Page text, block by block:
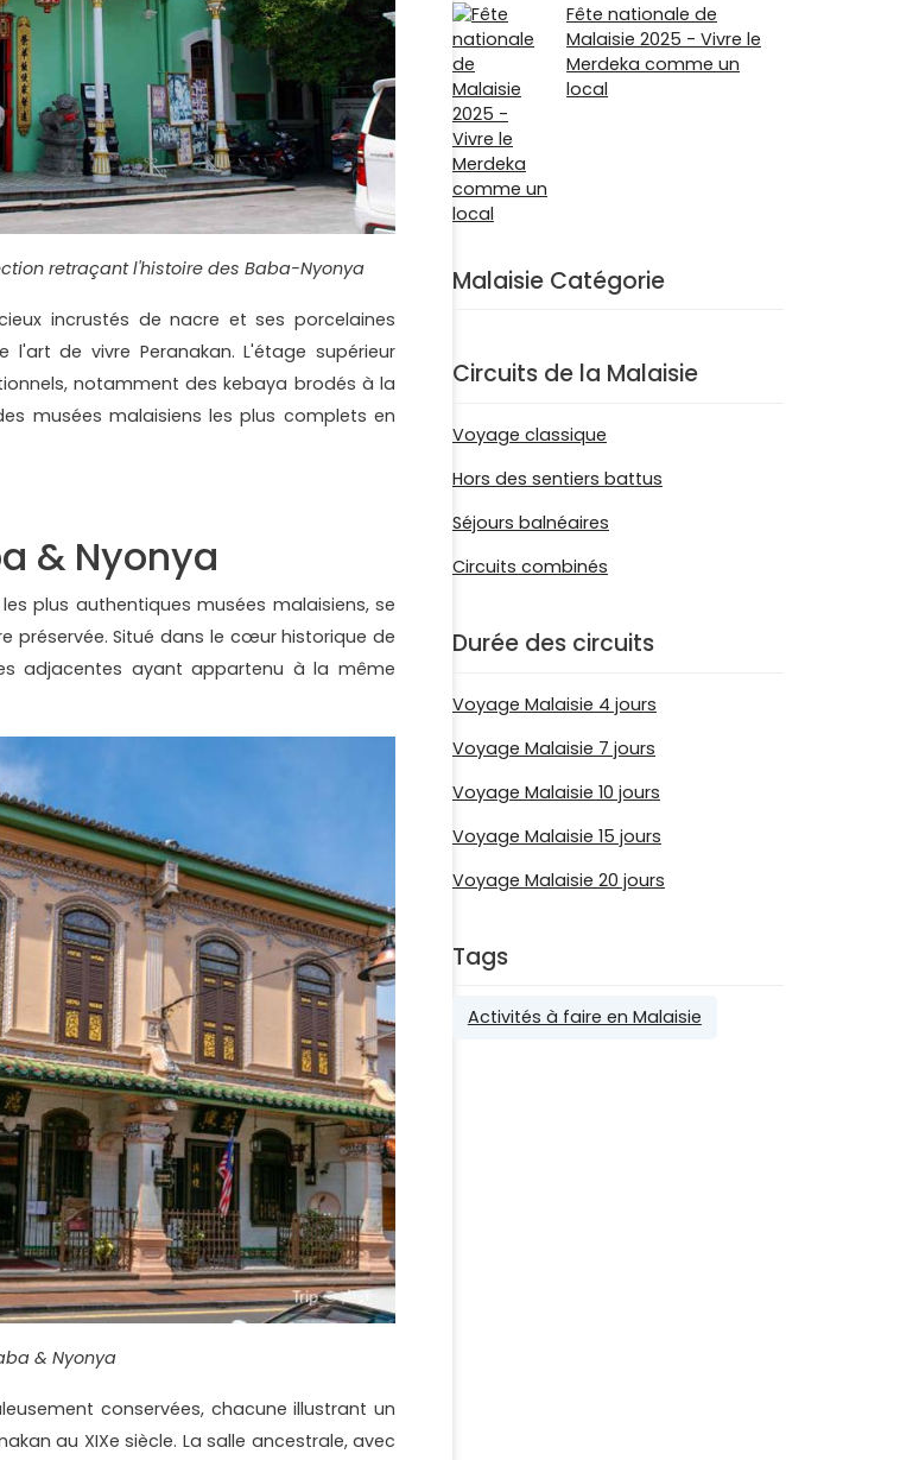
retraçant l'histoire des Baba-Nyonya
incrustés de nacre et ses porcelaines
de vivre Peranakan. L'étage supérieur
notamment des kebaya brodés à la
musées malaisiens les plus complets en
& Nyonya
plus authentiques musées malaisiens, se
préservée. Situé dans le cœur historique de
adjacentes ayant appartenu à la même
& Nyonya
conservées, chacune illustrant un
au XIXe siècle. La salle ancestrale, avec
Fête nationale de
Malaisie 2025 - Vivre le
Merdeka comme un
local
Malaisie Catégorie
Circuits de la Malaisie
Voyage classique
Hors des sentiers battus
Séjours balnéaires
Circuits combinés
Durée des circuits
Voyage Malaisie 4 jours
Voyage Malaisie 7 jours
Voyage Malaisie 10 jours
Voyage Malaisie 15 jours
Voyage Malaisie 20 jours
Tags
Activités à faire en Malaisie